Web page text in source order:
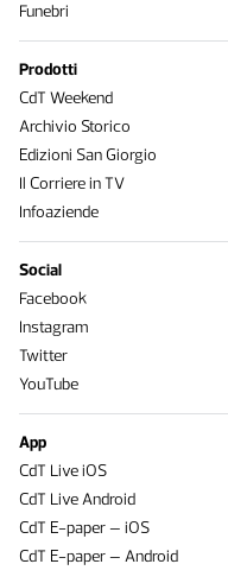
Funebri
Prodotti
CdT Weekend
Archivio Storico
Edizioni San Giorgio
Il Corriere in TV
Infoaziende
Social
Facebook
Instagram
Twitter
YouTube
App
CdT Live iOS
CdT Live Android
CdT E-paper – iOS
CdT E-paper – Android